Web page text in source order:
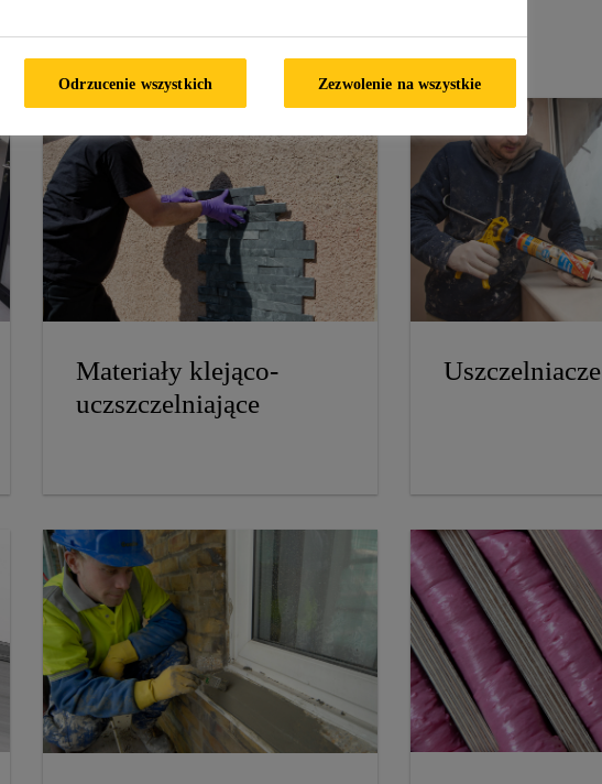
Oferowane produkty:
Materiały klejąco-
uczszczelniające
Uszczelniacze
Odrzucenie wszystkich Zezwolenie na wszystkie